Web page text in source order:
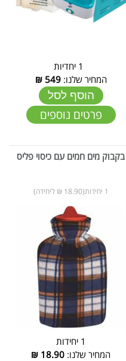
המחיר שלנו:549
₪
הוסף לסל
פרטים נוספים
בקבוק מים חמים עם כיסוי פליס
1 יחידות(18.90 ₪ ליחידה)
1 יחידות
המחיר שלנו: 18.90
₪